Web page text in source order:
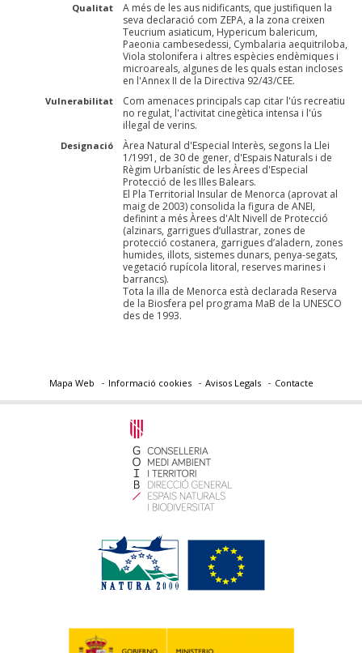
Qualitat
A més de les aus nidificants, que justifiquen la
seva declaració com ZEPA, a la zona creixen
Teucrium asiaticum, Hypericum balericum,
Paeonia cambesedessi, Cymbalaria aequitriloba,
Viola stolonifera i altres espècies endèmiques i
microareals, algunes de les quals estan incloses
en l'Annex II de la Directiva 92/43/CEE.
Vulnerabilitat
Com amenaces principals cap citar l'ús recreatiu
no regulat, l'activitat cinegètica intensa i l'ús
il·legal de verins.
Designació
Àrea Natural d'Especial Interès, segons la Llei
1/1991, de 30 de gener, d'Espais Naturals i de
Règim Urbanístic de les Àrees d'Especial
Protecció de les Illes Balears.
El Pla Territorial Insular de Menorca (aprovat al
maig de 2003) consolida la figura de ANEI,
definint a més Àrees d'Alt Nivell de Protecció
(alzinars, garrigues d’ullastrar, zones de
protecció costanera, garrigues d’aladern, zones
humides, illots, sistemes dunars, penya-segats,
vegetació rupícola litoral, reserves marines i
barrancs).
Tota la illa de Menorca està declarada Reserva
de la Biosfera pel programa MaB de la UNESCO
des de 1993.
Mapa Web Informació cookies Avisos Legals Contacte